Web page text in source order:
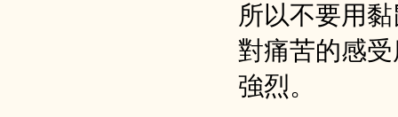
所以不要用
對痛苦的感
強烈。